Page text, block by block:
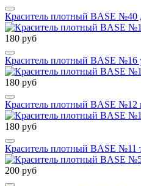
Краситель плотный BASE №40
180 руб
Краситель плотный BASE №16
180 руб
Краситель плотный BASE №12
180 руб
Краситель плотный BASE №11
200 руб